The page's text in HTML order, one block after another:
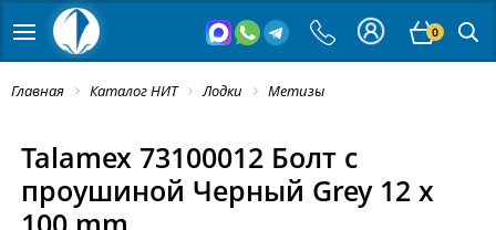
0
Главная Каталог НИТ Лодки Метизы
Talamex 73100012 Болт с
проушиной Черный Grey 12 x